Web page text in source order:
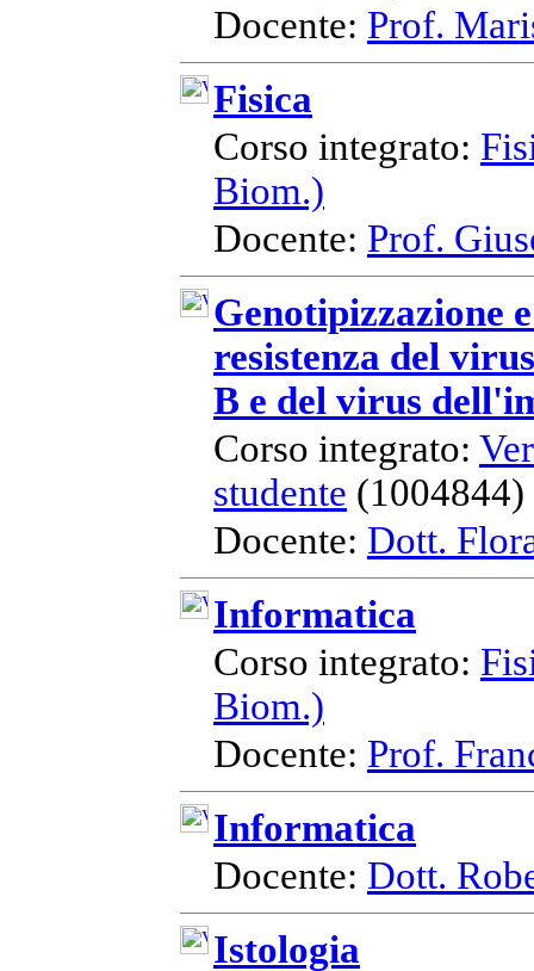
Docente: Prof.
Fisica
Corso integrato:
Biom.)
Docente: Prof.
Genotipizzazione
resistenza del
B e del virus
Corso integrato:
studente (1004844)
Docente: Dott.
Informatica
Corso integrato:
Biom.)
Docente: Prof.
Informatica
Docente: Dott.
Istologia